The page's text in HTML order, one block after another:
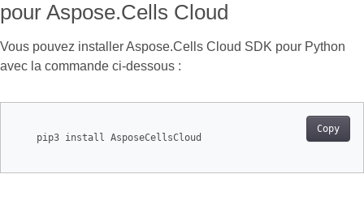
pour Aspose.Cells Cloud
Vous pouvez installer Aspose.Cells Cloud SDK pour Python
avec la commande ci-dessous :
Copy
    pip3 install AsposeCellsCloud